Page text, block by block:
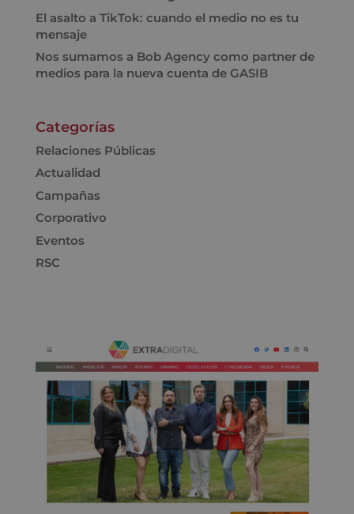
El asalto a TikTok: cuando el medio no es tu
mensaje
Nos sumamos a Bob Agency como partner de
medios para la nueva cuenta de GASIB
Categorías
Relaciones Públicas
Actualidad
Campañas
Corporativo
Eventos
RSC